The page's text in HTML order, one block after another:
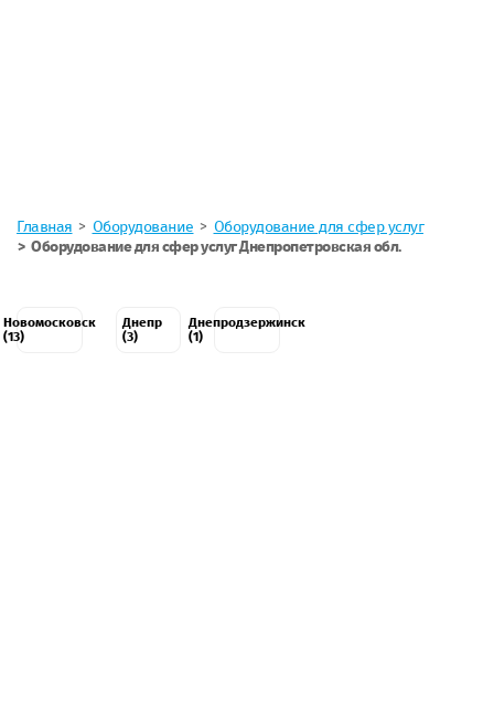
Главная Оборудование
Оборудование для сфер услуг
Оборудование для сфер услуг Днепропетровская обл.
Новомосковск
(13)
Днепр
(3)
Днепродзержинск
(1)